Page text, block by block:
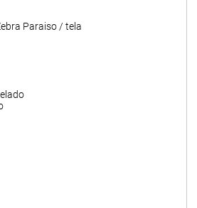
Paraiso / tela